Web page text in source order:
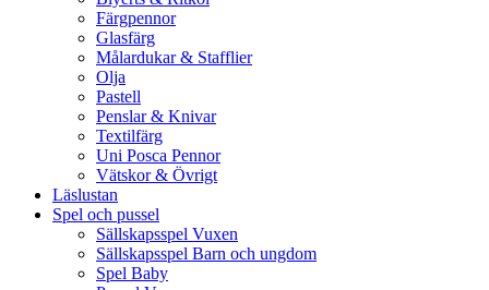
Färgpennor
Glasfärg
Målardukar & Stafflier
Olja
Pastell
Penslar & Knivar
Textilfärg
Uni Posca Pennor
Vätskor & Övrigt
Läslustan
Spel och pussel
Sällskapsspel Vuxen
Sällskapsspel Barn och ungdom
Spel Baby